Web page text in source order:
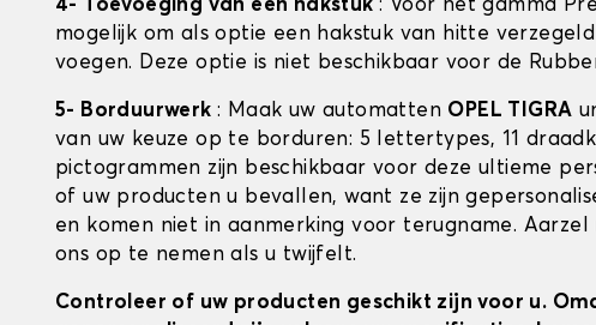
4- Toevoeging van een hakstuk : Voor het gamma
mogelijk om als optie een hakstuk van hitte
voegen. Deze optie is niet beschikbaar voor de
5- Borduurwerk : Maak uw automatten OPEL TIGRA
van uw keuze op te borduren: 5 lettertypes, 11
pictogrammen zijn beschikbaar voor deze ultieme
of uw producten u bevallen, want ze zijn
en komen niet in aanmerking voor terugname.
ons op te nemen als u twijfelt.
Controleer of uw producten geschikt zijn voor u.